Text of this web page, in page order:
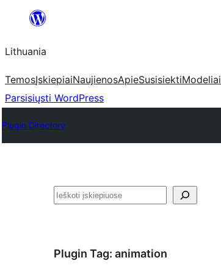
turinio
Lithuania
TemosĮskiepiaiNaujienosApieSusisiektiModeliai
Parsisiųsti WordPress
Plugin Directory
Paieška
Plugin Tag: animation